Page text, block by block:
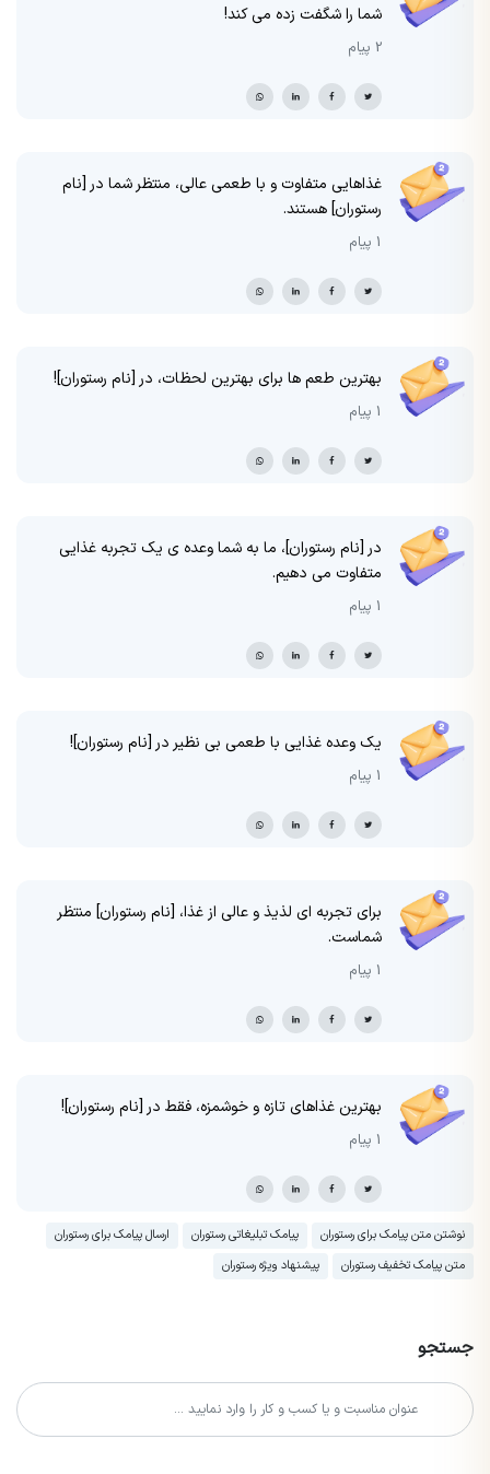
شما را شگفت زده می کند!
2 پیام
غذاهایی متفاوت و با طعمی عالی، منتظر شما در [نام
رستوران] هستند.
1 پیام
بهترین طعم ها برای بهترین لحظات، در [نام رستوران]!
1 پیام
در [نام رستوران]، ما به شما وعده ی یک تجربه غذایی
متفاوت می دهیم.
1 پیام
یک وعده غذایی با طعمی بی نظیر در [نام رستوران]!
1 پیام
برای تجربه ای لذیذ و عالی از غذا، [نام رستوران] منتظر
شماست.
1 پیام
بهترین غذاهای تازه و خوشمزه، فقط در [نام رستوران]!
1 پیام
نوشتن متن پیامک برای رستوران پیامک تبلیغاتی رستوران
ارسال پیامک برای رستوران
متن پیامک تخفیف رستوران
پیشنهاد ویژه رستوران
جستجو